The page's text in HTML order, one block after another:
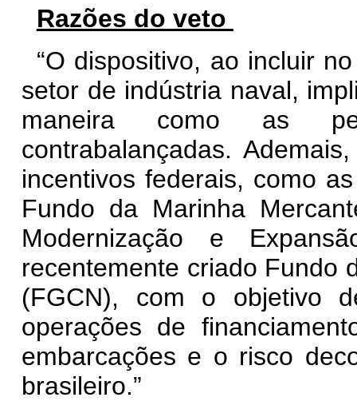
Razões do veto
“O dispositivo, ao incluir
setor de indústria naval,
maneira como as
contrabalançadas.
incentivos federais, como
Fundo da Marinha
Modernização e
recentemente criado Fundo
(FGCN), com o objetivo
operações de
embarcações e o risco
brasileiro.”